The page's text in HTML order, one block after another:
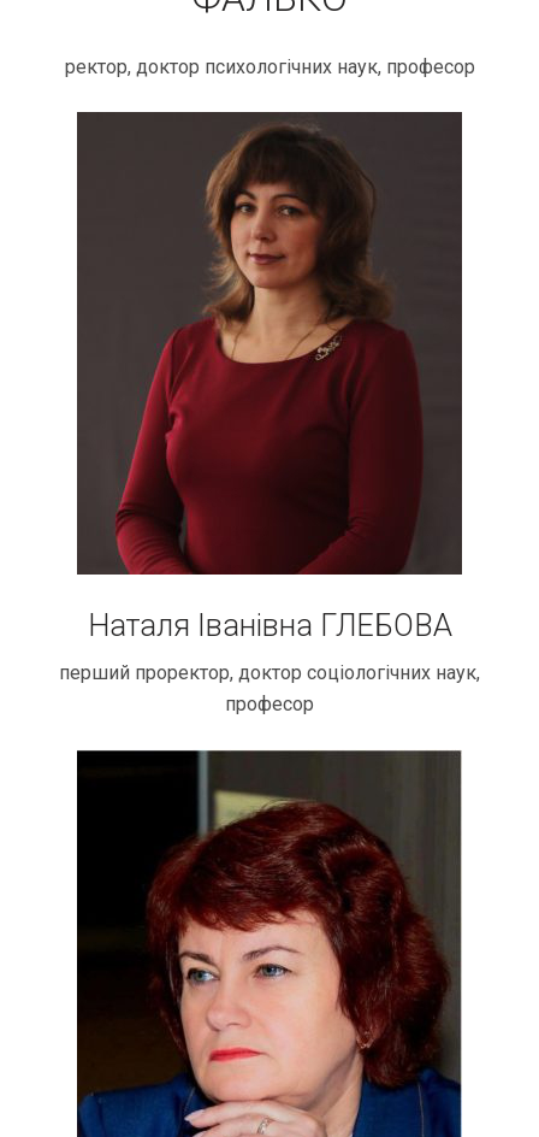
ректор, доктор психологічних наук, професор
Наталя Іванівна ГЛЕБОВА
перший проректор, доктор соціологічних наук,
професор